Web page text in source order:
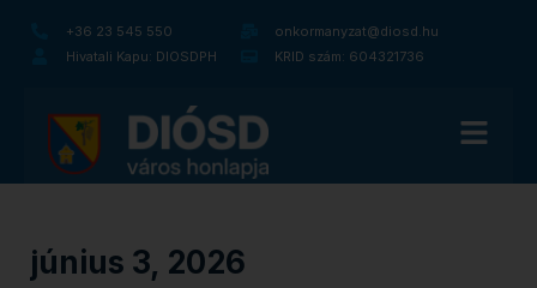
+36 23 545 550
onkormanyzat@diosd.hu
Hivatali Kapu: DIOSDPH
KRID szám: 604321736
június 3, 2026